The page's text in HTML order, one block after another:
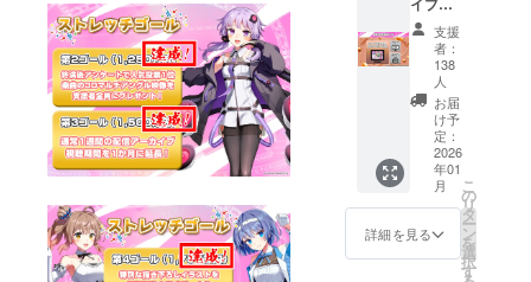
ツ制作に対
応していま
に、自社開
発ソフト「n-
Links」をは
じめとする
独自技術に
より、ライ
ブ制作の効
点映像
コース
】 ☆プ
ラン概
要 会場
の熱気
をアツ
いうち
にお届
け！ ラ
イブ終
了後数
支援
者：
138
人
お届
け予
定：
2026
年01
月
詳細を見る
こ
の
リ
タ
ー
ン
を
選
択
す